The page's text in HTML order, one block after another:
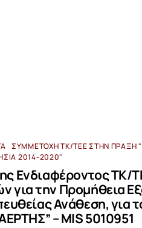
ΣΥΜΜΕΤΟΧΉ ΤΚ/ΤΕΕ ΣΤΗΝ ΠΡΆΞΗ
2014-2020"
Ενδιαφέροντος ΤΚ/
για την Προμήθεια
Ανάθεση, για
– MIS 5010951